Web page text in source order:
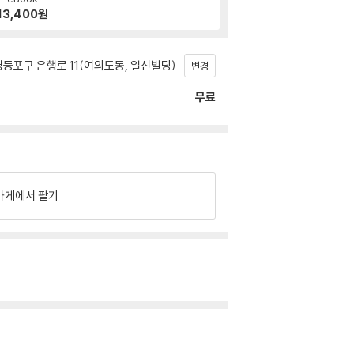
원
포구 은행로 11(여의도동, 일신빌딩) 변경
무료
게에서 팔기